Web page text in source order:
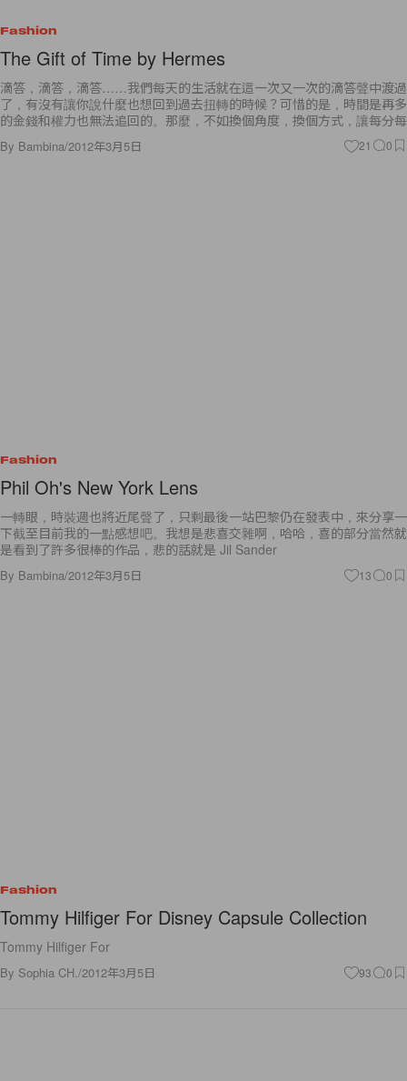
Fashion
The Gift of Time by Hermes
滴答，滴答，滴答……我們每天的生活就在這一次又一次的滴答聲中渡過
了，有沒有讓你說什麼也想回到過去扭轉的時候？可惜的是，時間是再多
的金錢和權力也無法追回的。那麼，不如換個角度，換個方式，讓每分每
By Bambina/2012年3月5日 21 0
Fashion
Phil Oh's New York Lens
一轉眼，時裝週也將近尾聲了，只剩最後一站巴黎仍在發表中，來分享一
下截至目前我的一點感想吧。我想是悲喜交雜啊，哈哈，喜的部分當然就
是看到了許多很棒的作品，悲的話就是 Jil Sander
By Bambina/2012年3月5日 13 0
Fashion
Tommy Hilfiger For Disney Capsule Collection
Tommy Hilfiger For
By Sophia CH./2012年3月5日 93 0